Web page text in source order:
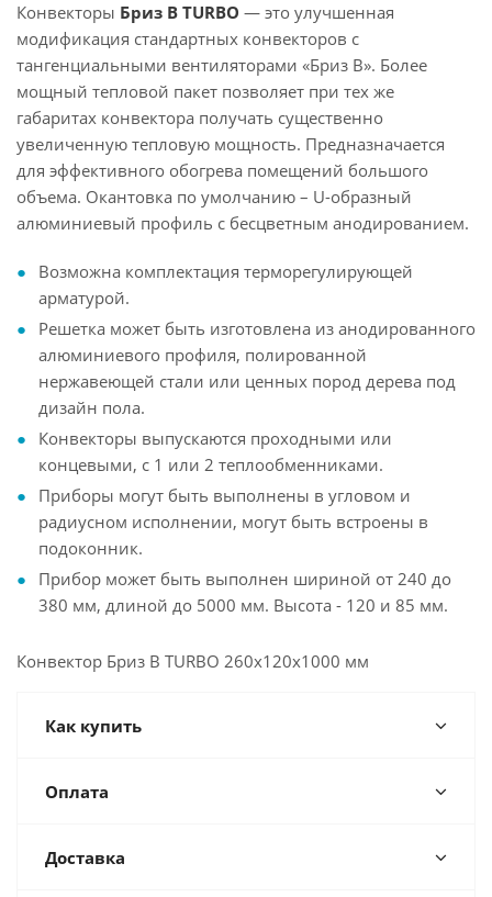
Конвекторы Бриз В TURBO — это улучшенная
модификация стандартных конвекторов с
тангенциальными вентиляторами «Бриз В». Более
мощный тепловой пакет позволяет при тех же
габаритах конвектора получать существенно
увеличенную тепловую мощность. Предназначается
для эффективного обогрева помещений большого
объема. Окантовка по умолчанию – U-образный
алюминиевый профиль с бесцветным анодированием.
Возможна комплектация терморегулирующей
арматурой.
Решетка может быть изготовлена из анодированного
алюминиевого профиля, полированной
нержавеющей стали или ценных пород дерева под
дизайн пола.
Конвекторы выпускаются проходными или
концевыми, с 1 или 2 теплообменниками.
Приборы могут быть выполнены в угловом и
радиусном исполнении, могут быть встроены в
подоконник.
Прибор может быть выполнен шириной от 240 до
380 мм, длиной до 5000 мм. Высота - 120 и 85 мм.
Конвектор Бриз В TURBO 260х120х1000 мм
Как купить
Оплата
Доставка